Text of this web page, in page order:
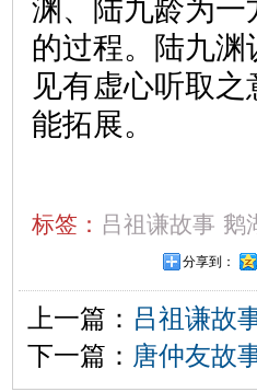
渊、陆九龄为一
的过程。陆九
见有虚心听取
能拓展。
标签： 吕祖谦故事 鹅
分享到：
上一篇： 吕祖谦故
下一篇： 唐仲友故